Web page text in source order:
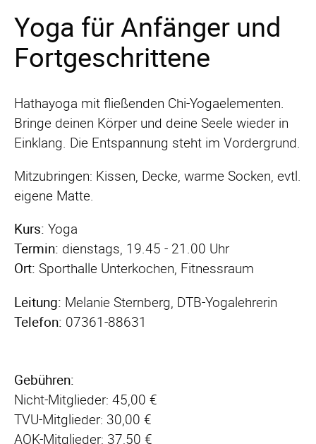
Yoga für Anfänger und
Fortgeschrittene
Hathayoga mit fließenden Chi-Yogaelementen.
Bringe deinen Körper und deine Seele wieder in
Einklang. Die Entspannung steht im Vordergrund.
Mitzubringen: Kissen, Decke, warme Socken, evtl.
eigene Matte.
Kurs: Yoga
Termin: dienstags, 19.45 - 21.00 Uhr
Ort: Sporthalle Unterkochen, Fitnessraum
Leitung: Melanie Sternberg, DTB-Yogalehrerin
Telefon: 07361-88631
Gebühren:
Nicht-Mitglieder: 45,00 €
TVU-Mitglieder: 30,00 €
AOK-Mitglieder: 37,50 €